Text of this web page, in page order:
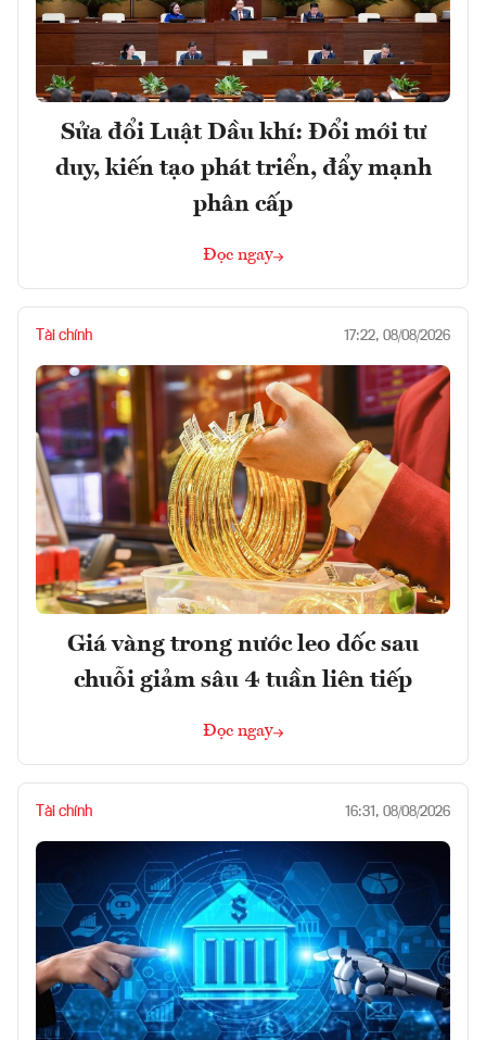
Sửa đổi Luật Dầu khí: Đổi mới tư
duy, kiến tạo phát triển, đẩy mạnh
phân cấp
Đọc ngay
Tài chính 17:22, 08/08/2026
Giá vàng trong nước leo dốc sau
chuỗi giảm sâu 4 tuần liên tiếp
Đọc ngay
Tài chính 16:31, 08/08/2026